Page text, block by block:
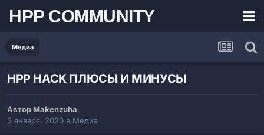
HPP COMMUNITY
Медиа
HPP HACK ПЛЮСЫ И МИНУСЫ
Автор Makenzuha
5 января, 2020 в Медиа